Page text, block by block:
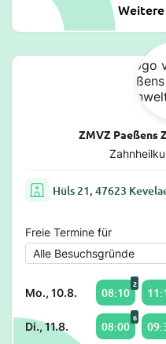
ZMVZ Paeßens
Hüls 21, 47623
Freie Termine für
Mo., 10.8. 08:10
2
Di., 11.8. 08:00
6